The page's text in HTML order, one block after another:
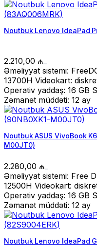
Noutbuk Lenovo IdeaPad
2.210,00 ₼
Əməliyyat sistemi:
13700H Videokart:
Operativ yaddaş: 16 GB
Zəmanət müddəti: 12 ay
Noutbuk ASUS VivoBook
M00JT0)
2.280,00 ₼
Əməliyyat sistemi: Free
12500H Videokart:
Operativ yaddaş: 16 GB
Zəmanət müddəti: 12 ay
Noutbuk Lenovo IdeaPad